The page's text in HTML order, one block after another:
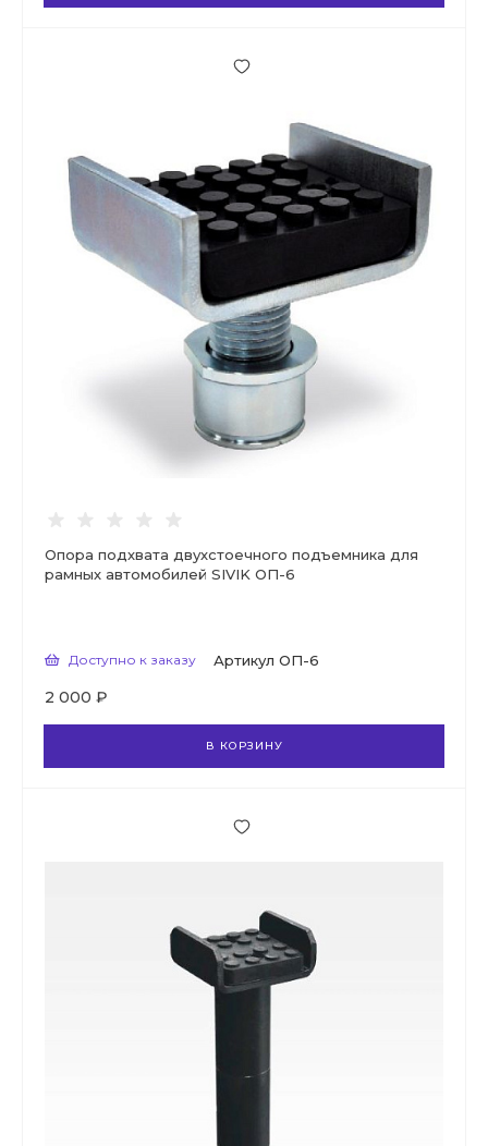
Опора подхвата двухстоечного подъемника для
рамных автомобилей SIVIK ОП-6
Доступно к заказу Артикул ОП-6
2 000 ₽
В КОРЗИНУ